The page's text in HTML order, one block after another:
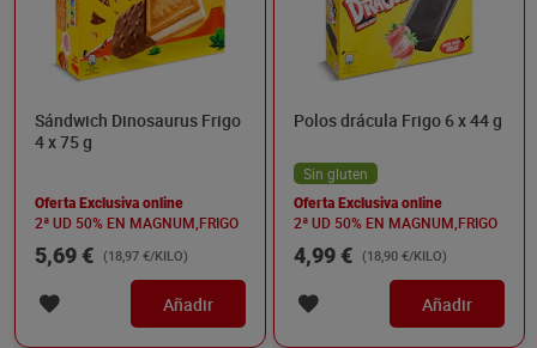
Sándwich Dinosaurus Frigo
4 x 75 g
Oferta Exclusiva online
2ª UD 50% EN MAGNUM,FRIGO
5,69 € (18,97 €/KILO)
Añadir
Polos drácula Frigo 6 x 44 g
Sin gluten
Oferta Exclusiva online
2ª UD 50% EN MAGNUM,FRIGO
4,99 € (18,90 €/KILO)
Añadir